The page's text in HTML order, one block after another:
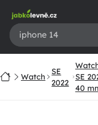
obsah
DomůWatch
SE
2022
SE
40